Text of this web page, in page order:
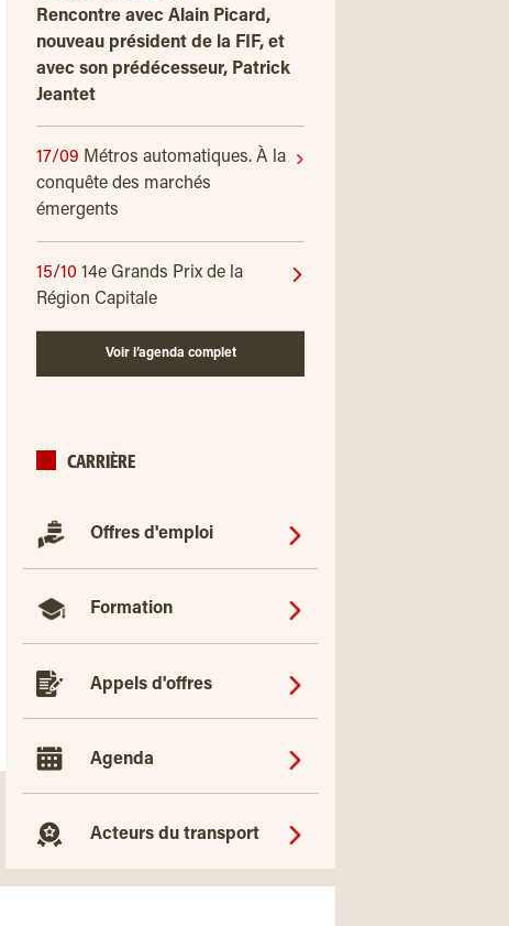
Rencontre avec Alain Picard,
nouveau président de la FIF, et
avec son prédécesseur, Patrick
Jeantet
17/09 Métros automatiques. À la
conquête des marchés
émergents
15/10 14e Grands Prix de la
Région Capitale
Voir l’agenda complet
CARRIÈRE
Offres d'emploi
Formation
Appels d'offres
Agenda
Acteurs du transport